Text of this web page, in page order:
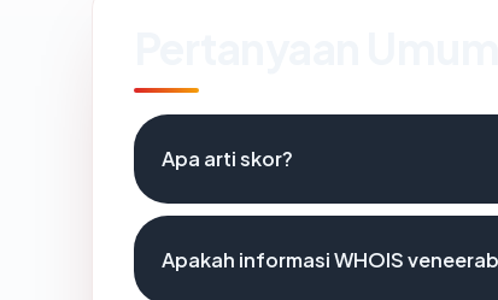
Apa arti skor?
Apakah informasi WHOIS